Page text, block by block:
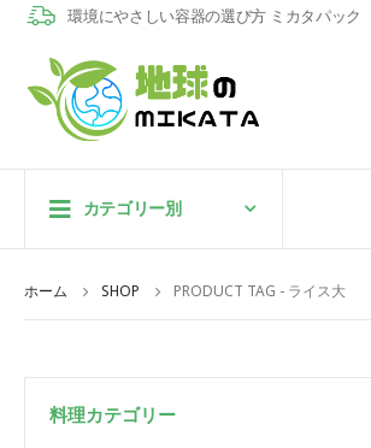
環境にやさしい容器の選び方 ミカタパック
カテゴリー別
ホーム SHOP PRODUCT TAG - ライス大
料理カテゴリー